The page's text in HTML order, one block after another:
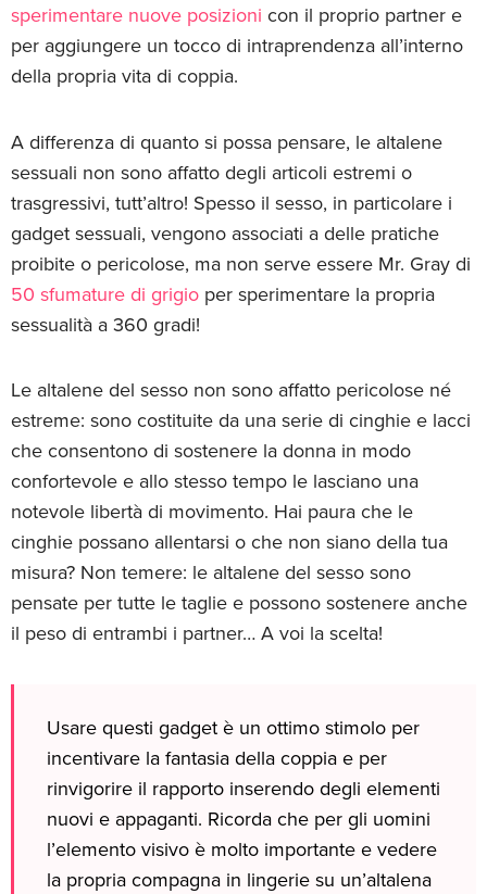
sperimentare nuove posizioni con il proprio partner e
per aggiungere un tocco di intraprendenza all’interno
della propria vita di coppia.
A differenza di quanto si possa pensare, le altalene
sessuali non sono affatto degli articoli estremi o
trasgressivi, tutt’altro! Spesso il sesso, in particolare i
gadget sessuali, vengono associati a delle pratiche
proibite o pericolose, ma non serve essere Mr. Gray di
50 sfumature di grigio per sperimentare la propria
sessualità a 360 gradi!
Le altalene del sesso non sono affatto pericolose né
estreme: sono costituite da una serie di cinghie e lacci
che consentono di sostenere la donna in modo
confortevole e allo stesso tempo le lasciano una
notevole libertà di movimento. Hai paura che le
cinghie possano allentarsi o che non siano della tua
misura? Non temere: le altalene del sesso sono
pensate per tutte le taglie e possono sostenere anche
il peso di entrambi i partner… A voi la scelta!
Usare questi gadget è un ottimo stimolo per
incentivare la fantasia della coppia e per
rinvigorire il rapporto inserendo degli elementi
nuovi e appaganti. Ricorda che per gli uomini
l’elemento visivo è molto importante e vedere
la propria compagna in lingerie su un’altalena